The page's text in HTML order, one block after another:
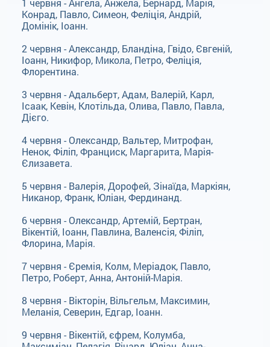
1 червня - Ангела, Анжела, Бернард, Марія,
Конрад, Павло, Симеон, Феліція, Андрій,
Домінік, Іоанн.
2 червня - Александр, Бландіна, Гвідо, Євгеній,
Іоанн, Никифор, Микола, Петро, Феліція,
Флорентина.
3 червня - Адальберт, Адам, Валерій, Карл,
Ісаак, Кевін, Клотільда, Олива, Павло, Павла,
Дієго.
4 червня - Олександр, Вальтер, Митрофан,
Ненок, Філіп, Франциск, Маргарита, Марія-
Єлизавета.
5 червня - Валерія, Дорофей, Зінаїда, Маркіян,
Никанор, Франк, Юліан, Фердинанд.
6 червня - Олександр, Артемій, Бертран,
Вікентій, Іоанн, Павлина, Валенсія, Філіп,
Флорина, Марія.
7 червня - Єремія, Колм, Меріадок, Павло,
Петро, Роберт, Анна, Антоній-Марія.
8 червня - Вікторін, Вільгельм, Максимин,
Меланія, Северин, Едгар, Іоанн.
9 червня - Вікентій, єфрем, Колумба,